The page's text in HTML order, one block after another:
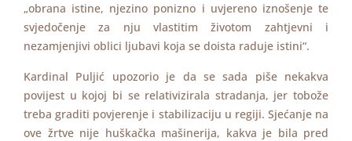
„obrana istine, njezino ponizno i uvjereno iznošenje te
svjedočenje za nju vlastitim životom zahtjevni i
nezamjenjivi oblici ljubavi koja se doista raduje istini“.
Kardinal Puljić upozorio je da se sada piše nekakva
povijest u kojoj bi se relativizirala stradanja, jer tobože
treba graditi povjerenje i stabilizaciju u regiji. Sjećanje na
ove žrtve nije huškačka mašinerija, kakva je bila pred